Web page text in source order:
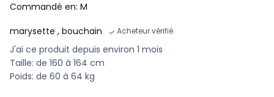
Commandé en: M
marysette , bouchain Acheteur vérifié
J'ai ce produit depuis environ 1 mois
Taille: de 160 à 164 cm
Poids: de 60 à 64 kg